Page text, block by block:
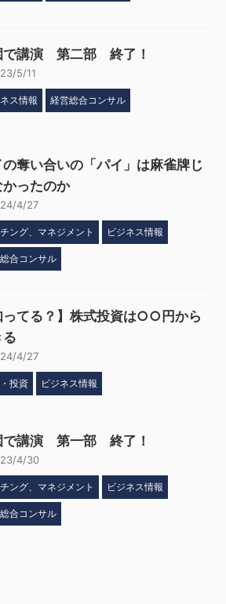
で講演 第二部 終了！
5/11
ス情報 経営総合コンサル
奪い合いの「パイ」は麻雀牌じ
かったのか
4/27
ング、マネジメント ビジネス情報
合コンサル
ってる？】株式投資は○○円から
4/27
投資 ビジネス情報
で講演 第一部 終了！
4/30
ング、マネジメント ビジネス情報
合コンサル